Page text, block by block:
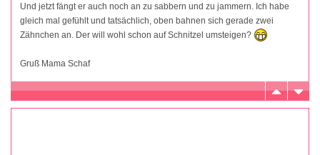
Und jetzt fängt er auch noch an zu sabbern und zu jammern. Ich habe
gleich mal gefühlt und tatsächlich, oben bahnen sich gerade zwei
Zähnchen an. Der will wohl schon auf Schnitzel umsteigen?
Gruß Mama Schaf